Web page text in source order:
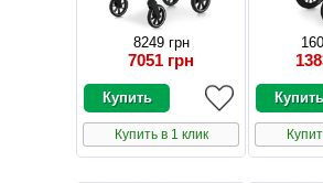
8249 грн
7051 грн
Купить в 1 клик